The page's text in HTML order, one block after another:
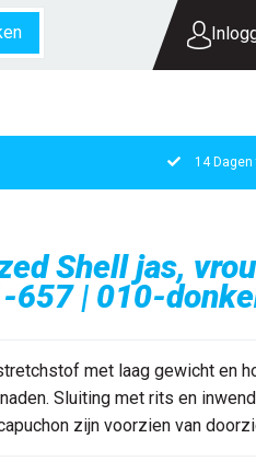
UW
14
Shell jas,
657 | 010-
met laag gewicht en
Sluiting met rits en
zijn voorzien van